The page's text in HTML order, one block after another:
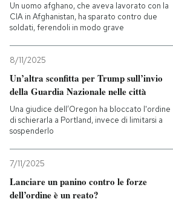
Un uomo afghano, che aveva lavorato con la
CIA in Afghanistan, ha sparato contro due
soldati, ferendoli in modo grave
8/11/2025
Un’altra sconfitta per Trump sull’invio
della Guardia Nazionale nelle città
Una giudice dell’Oregon ha bloccato l'ordine
di schierarla a Portland, invece di limitarsi a
sospenderlo
7/11/2025
Lanciare un panino contro le forze
dell’ordine è un reato?